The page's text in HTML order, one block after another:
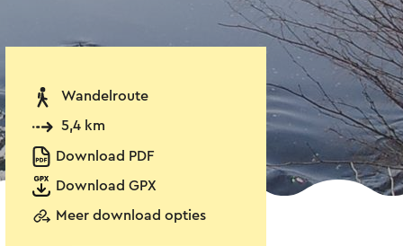
Wandelroute
5,4 km
Download PDF
Download GPX
Meer download opties